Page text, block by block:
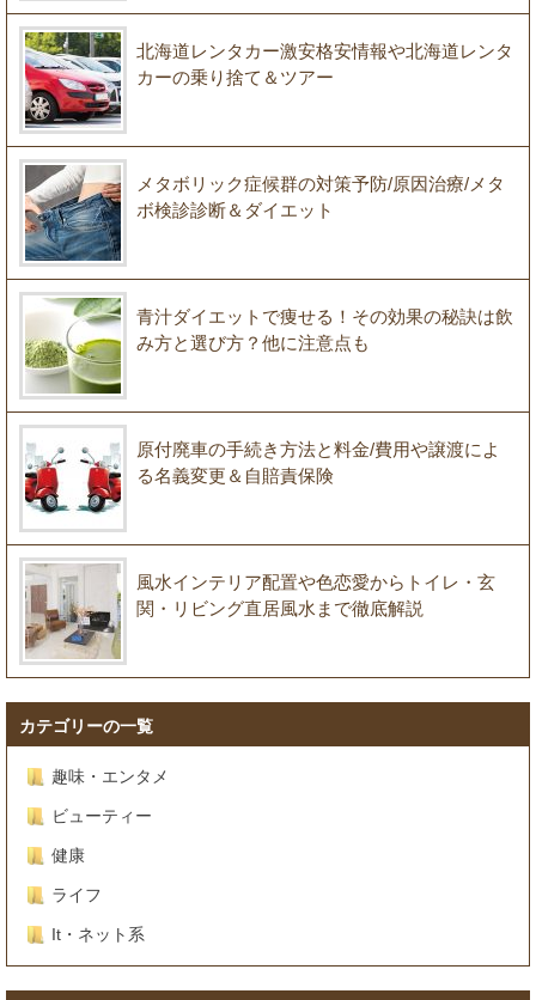
北海道レンタカー激安格安情報や北海道レンタ
カーの乗り捨て＆ツアー
メタボリック症候群の対策予防/原因治療/メタ
ボ検診診断＆ダイエット
青汁ダイエットで痩せる！その効果の秘訣は飲
み方と選び方？他に注意点も
原付廃車の手続き方法と料金/費用や譲渡によ
る名義変更＆自賠責保険
風水インテリア配置や色恋愛からトイレ・玄
関・リビング直居風水まで徹底解説
カテゴリーの一覧
趣味・エンタメ
ビューティー
健康
ライフ
It・ネット系